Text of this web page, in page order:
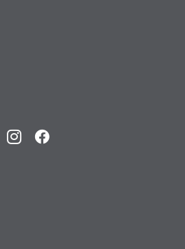
InstagramFacebook